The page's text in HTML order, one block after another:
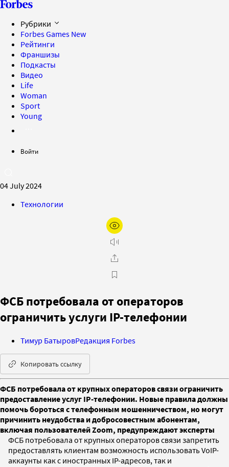
Рубрики
Forbes Games New
Рейтинги
Франшизы
Подкасты
Видео
Life
Woman
Sport
Young
Войти
04 July 2024
Технологии
ФСБ потребовала от операторов
ограничить услуги IP-телефонии
Тимур БатыровРедакция Forbes
Копировать ссылку
ФСБ потребовала от крупных операторов связи ограничить
предоставление услуг IP-телефонии. Новые правила должны
помочь бороться с телефонным мошенничеством, но могут
причинить неудобства и добросовестным абонентам,
включая пользователей Zoom, предупреждают эксперты
ФСБ потребовала от крупных операторов связи запретить
предоставлять клиентам возможность использовать VoIP-
аккаунты как с иностранных IP-адресов, так и